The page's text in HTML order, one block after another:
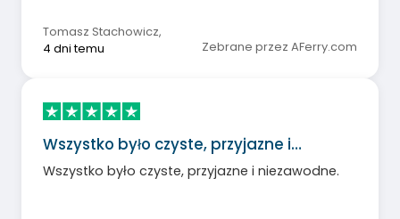
Tomasz Stachowicz,
4 dni temu
Zebrane przez AFerry.com
Wszystko było czyste, przyjazne i…
Wszystko było czyste, przyjazne i niezawodne.